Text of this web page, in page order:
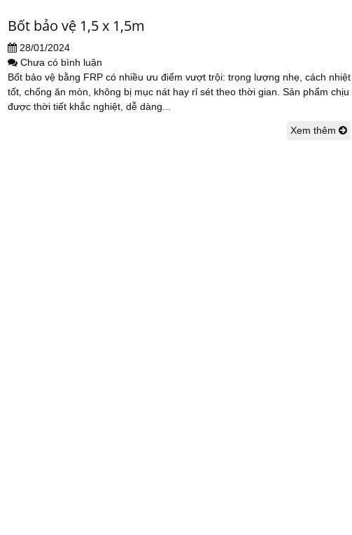
Bốt bảo vệ 1,5 x 1,5m
28/01/2024
Chưa có bình luận
Bốt bảo vệ bằng FRP có nhiều ưu điểm vượt trội: trọng lượng nhẹ, cách nhiệt
tốt, chống ăn mòn, không bị mục nát hay rỉ sét theo thời gian. Sản phẩm chịu
được thời tiết khắc nghiệt, dễ dàng...
Xem thêm